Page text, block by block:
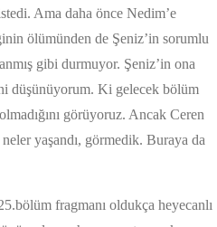
Ama daha önce Nedim’e
ölümünden de Şeniz’in sorumlu
gibi durmuyor. Şeniz’in ona
düşünüyorum. Ki gelecek bölüm
görüyoruz. Ancak Ceren
yaşandı, görmedik. Buraya da
fragmanı oldukça heyecanlı